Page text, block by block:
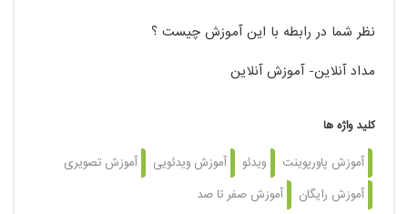
نظر شما در رابطه با این آموزش چیست ؟
مداد آنلاین- آموزش آنلاین
کلید واژه ها
آموزش پاورپوینت ویدئو آموزش ویدئویی
آموزش تصویری
آموزش رایگان
آموزش صفر تا صد